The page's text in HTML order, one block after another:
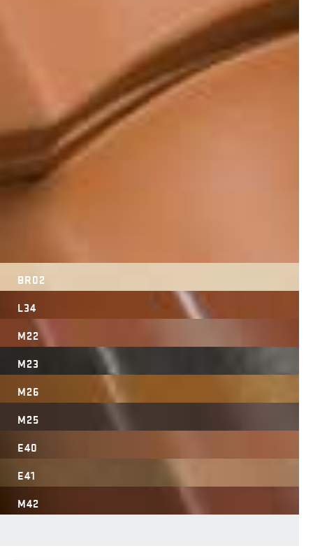
BR02
L34
M22
M23
M26
M25
E40
E41
M42